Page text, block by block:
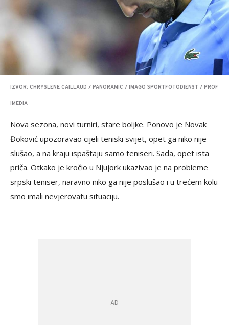
IZVOR: CHRYSLENE CAILLAUD / PANORAMIC / IMAGO SPORTFOTODIENST / PROF
IMEDIA
Nova sezona, novi turniri, stare boljke. Ponovo je Novak
Đoković upozoravao cijeli teniski svijet, opet ga niko nije
slušao, a na kraju ispaštaju samo teniseri. Sada, opet ista
priča. Otkako je kročio u Njujork ukazivao je na probleme
srpski teniser, naravno niko ga nije poslušao i u trećem kolu
smo imali nevjerovatu situaciju.